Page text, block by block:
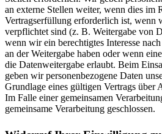
an externe Stellen weiter, wenn dies im
Vertragserfüllung erforderlich ist, wenn
verpflichtet sind (z. B. Weitergabe von
wenn wir ein berechtigtes Interesse
an der Weitergabe haben oder wenn
die Datenweitergabe erlaubt. Beim
geben wir personenbezogene Daten
Grundlage eines gültigen Vertrags über
Im Falle einer gemeinsamen
gemeinsame Verarbeitung geschlossen.